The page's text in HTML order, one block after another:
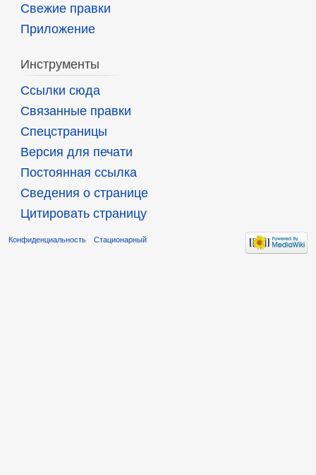
Свежие правки
Приложение
Инструменты
Ссылки сюда
Связанные правки
Спецстраницы
Версия для печати
Постоянная ссылка
Сведения о странице
Цитировать страницу
Конфиденциальность Стационарный